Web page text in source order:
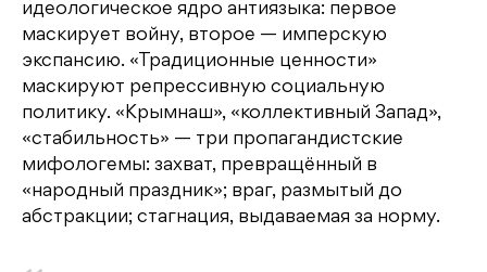
идеологическое ядро антиязыка: первое
маскирует войну, второе — имперскую
экспансию. «Традиционные ценности»
маскируют репрессивную социальную
политику. «Крымнаш», «коллективный Запад»,
«стабильность» — три пропагандистские
мифологемы: захват, превращённый в
«народный праздник»; враг, размытый до
абстракции; стагнация, выдаваемая за норму.